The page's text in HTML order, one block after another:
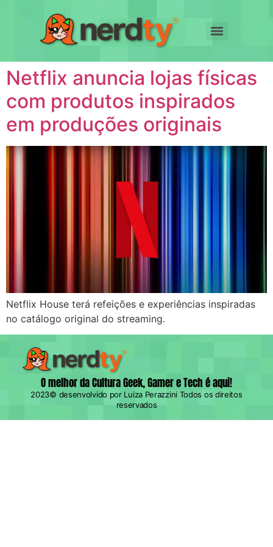
Netflix anuncia lojas físicas
com produtos inspirados
em produções originais​
Netflix House terá refeições e experiências inspiradas
no catálogo original do streaming.​
O melhor da Cultura Geek, Gamer e Tech é aqui!
2023© desenvolvido por Luiza Perazzini Todos os direitos
reservados